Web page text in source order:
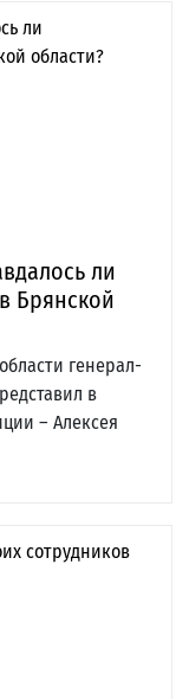
ли
Брянской
генерал-
в
– Алексея